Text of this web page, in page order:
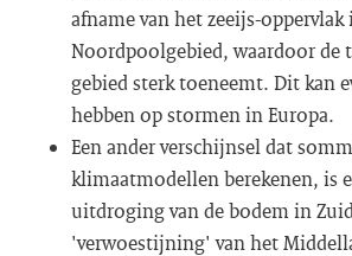
afname van het zeeijs-
Noordpoolgebied, waardoor
gebied sterk toeneemt. Dit kan
hebben op stormen in Europa.
Een ander verschijnsel dat
klimaatmodellen berekenen, is
uitdroging van de bodem in
'verwoestijning' van het